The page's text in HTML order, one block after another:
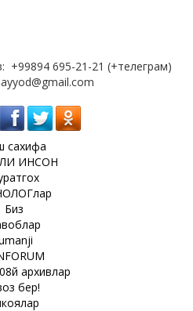
+99894 695-21-21 (+телеграм)
сахифа
ИНСОН
Биз
архивлар
бер!